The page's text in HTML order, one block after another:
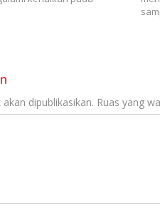
dipublikasikan. Ruas yang